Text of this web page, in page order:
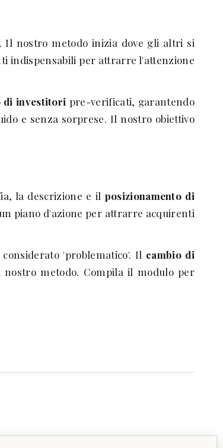
Il nostro metodo inizia dove gli altri si
indispensabili per attrarre l'attenzione
di investitori pre-verificati, garantendo
e senza sorprese. Il nostro obiettivo
la descrizione e il posizionamento di
piano d'azione per attrarre acquirenti
'problematico'. Il cambio di
nostro metodo. Compila il modulo per